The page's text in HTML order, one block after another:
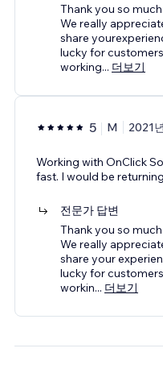
Thank you so
We really
share
lucky for
working... 더보기
5 M 2021
Working with OnClick
fast. I would be
전문가 답변
Thank you so
We really
share your
lucky for
workin... 더보기